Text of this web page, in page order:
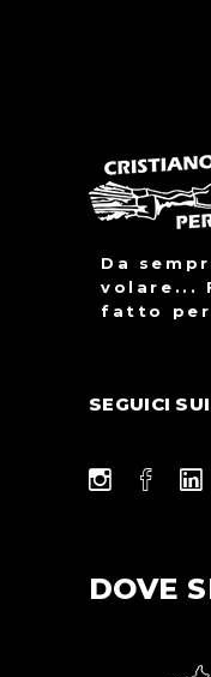
Da
volare...
fatto per
SEGUICI
DOVE